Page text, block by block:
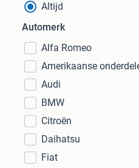
Altijd
Automerk
Alfa Romeo
Amerikaanse
Audi
BMW
Citroën
Daihatsu
Fiat